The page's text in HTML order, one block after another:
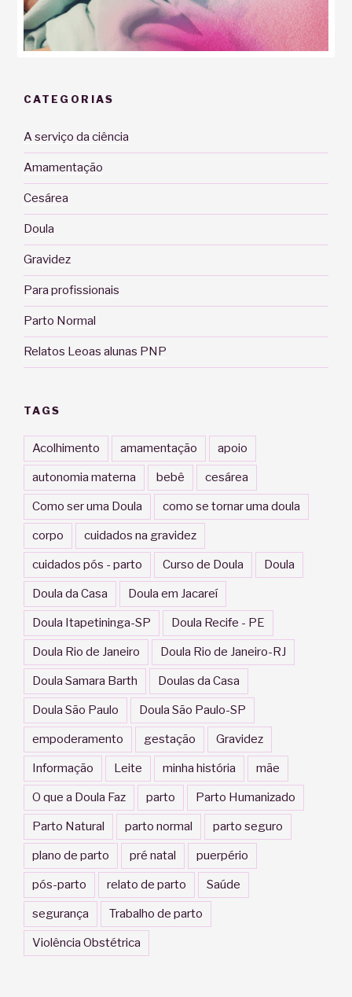
CATEGORIAS
A serviço da ciência
Amamentação
Cesárea
Doula
Gravidez
Para profissionais
Parto Normal
Relatos Leoas alunas PNP
TAGS
Acolhimento amamentação apoio
autonomia materna bebê cesárea
Como ser uma Doula como se tornar uma doula
corpo cuidados na gravidez
cuidados pós - parto Curso de Doula Doula
Doula da Casa Doula em Jacareí
Doula Itapetininga-SP Doula Recife - PE
Doula Rio de Janeiro Doula Rio de Janeiro-RJ
Doula Samara Barth Doulas da Casa
Doula São Paulo Doula São Paulo-SP
empoderamento gestação Gravidez
Informação Leite minha história mãe
O que a Doula Faz parto Parto Humanizado
Parto Natural parto normal parto seguro
plano de parto pré natal puerpério
pós-parto relato de parto Saúde
segurança Trabalho de parto
Violência Obstétrica